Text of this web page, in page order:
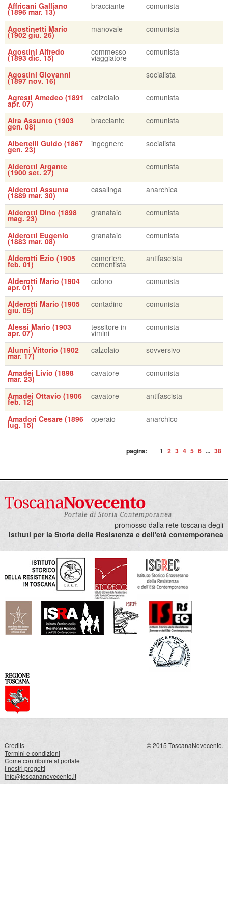
Affricani Galliano
(1896 mar. 13)
bracciante comunista
Agostinetti Mario
(1902 giu. 26)
manovale comunista
Agostini Alfredo
(1893 dic. 15)
commesso
viaggiatore
comunista
Agostini Giovanni
(1897 nov. 16)
socialista
Agresti Amedeo (1891
apr. 07)
calzolaio comunista
Aira Assunto (1903
gen. 08)
bracciante comunista
Albertelli Guido (1867
gen. 23)
ingegnere socialista
Alderotti Argante
(1900 set. 27)
comunista
Alderotti Assunta
(1889 mar. 30)
casalinga anarchica
Alderotti Dino (1898
mag. 23)
granataio comunista
Alderotti Eugenio
(1883 mar. 08)
granataio comunista
Alderotti Ezio (1905
feb. 01)
cameriere,
cementista
antifascista
Alderotti Mario (1904
apr. 01)
colono comunista
Alderotti Mario (1905
giu. 05)
contadino comunista
Alessi Mario (1903
apr. 07)
tessitore in
vimini
comunista
Alunni Vittorio (1902
mar. 17)
calzolaio sovversivo
Amadei Livio (1898
mar. 23)
cavatore comunista
Amadei Ottavio (1906
feb. 12)
cavatore antifascista
Amadori Cesare (1896
lug. 15)
operaio anarchico
pagina: 1 2 3 4 5 6 ... 38
promosso dalla rete toscana degli
Istituti per la Storia della Resistenza e dell'età contemporanea
Credits
Termini e condizioni
Come contribuire al portale
I nostri progetti
info@toscananovecento.it
© 2015 ToscanaNovecento.